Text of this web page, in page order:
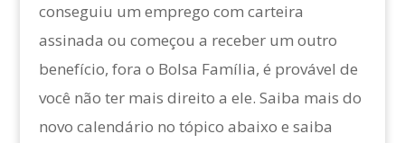
conseguiu um emprego com carteira
assinada ou começou a receber um outro
benefício, fora o Bolsa Família, é provável de
você não ter mais direito a ele. Saiba mais do
novo calendário no tópico abaixo e saiba